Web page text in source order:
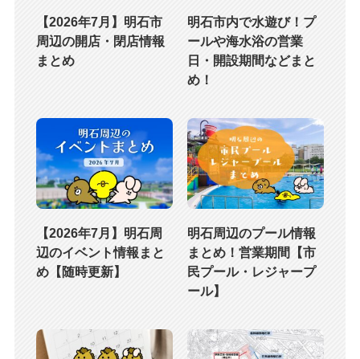
【2026年7月】明石市
周辺の開店・閉店情報
まとめ
明石市内で水遊び！プ
ールや海水浴の営業
日・開設期間などまと
め！
【2026年7月】明石周
辺のイベント情報まと
め【随時更新】
明石周辺のプール情報
まとめ！営業期間【市
民プール・レジャープ
ール】